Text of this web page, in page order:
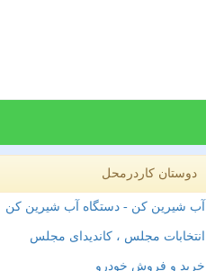
دوستان کاردرمحل
آب شیرین کن - دستگاه آب شیرین کن
انتخابات مجلس ، کاندیدای مجلس
خرید و فروش خودرو